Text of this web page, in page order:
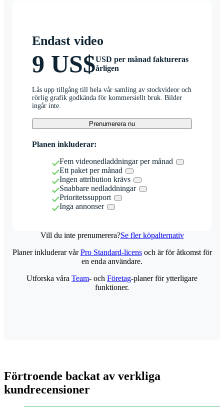
Endast video
9 US$USD per månad faktureras
årligen
Lås upp tillgång till hela vår samling av stockvideor och
rörlig grafik godkända för kommersiellt bruk. Bilder
ingår inte.
Prenumerera nu
Planen inkluderar:
Fem videonedladdningar per månad
Ett paket per månad
Ingen attribution krävs
Snabbare nedladdningar
Prioritetssupport
Inga annonser
Vill du inte prenumerera?Se fler köpalternativ
Planer inkluderar vårPro Standard-licensoch är för åtkomst för
en enda användare.
Utforska våra Team- och Företag-planer för ytterligare
funktioner.
Förtroende backat av verkliga
kundrecensioner